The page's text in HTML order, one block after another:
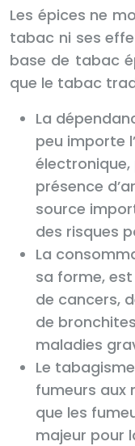
Les épices ne
tabac ni ses
base de tabac
que le tabac
La
peu importe
électronique,
présence
source
des risques
La
sa forme,
de cancers,
de
maladies
Le
fumeurs aux
que les
majeur pour